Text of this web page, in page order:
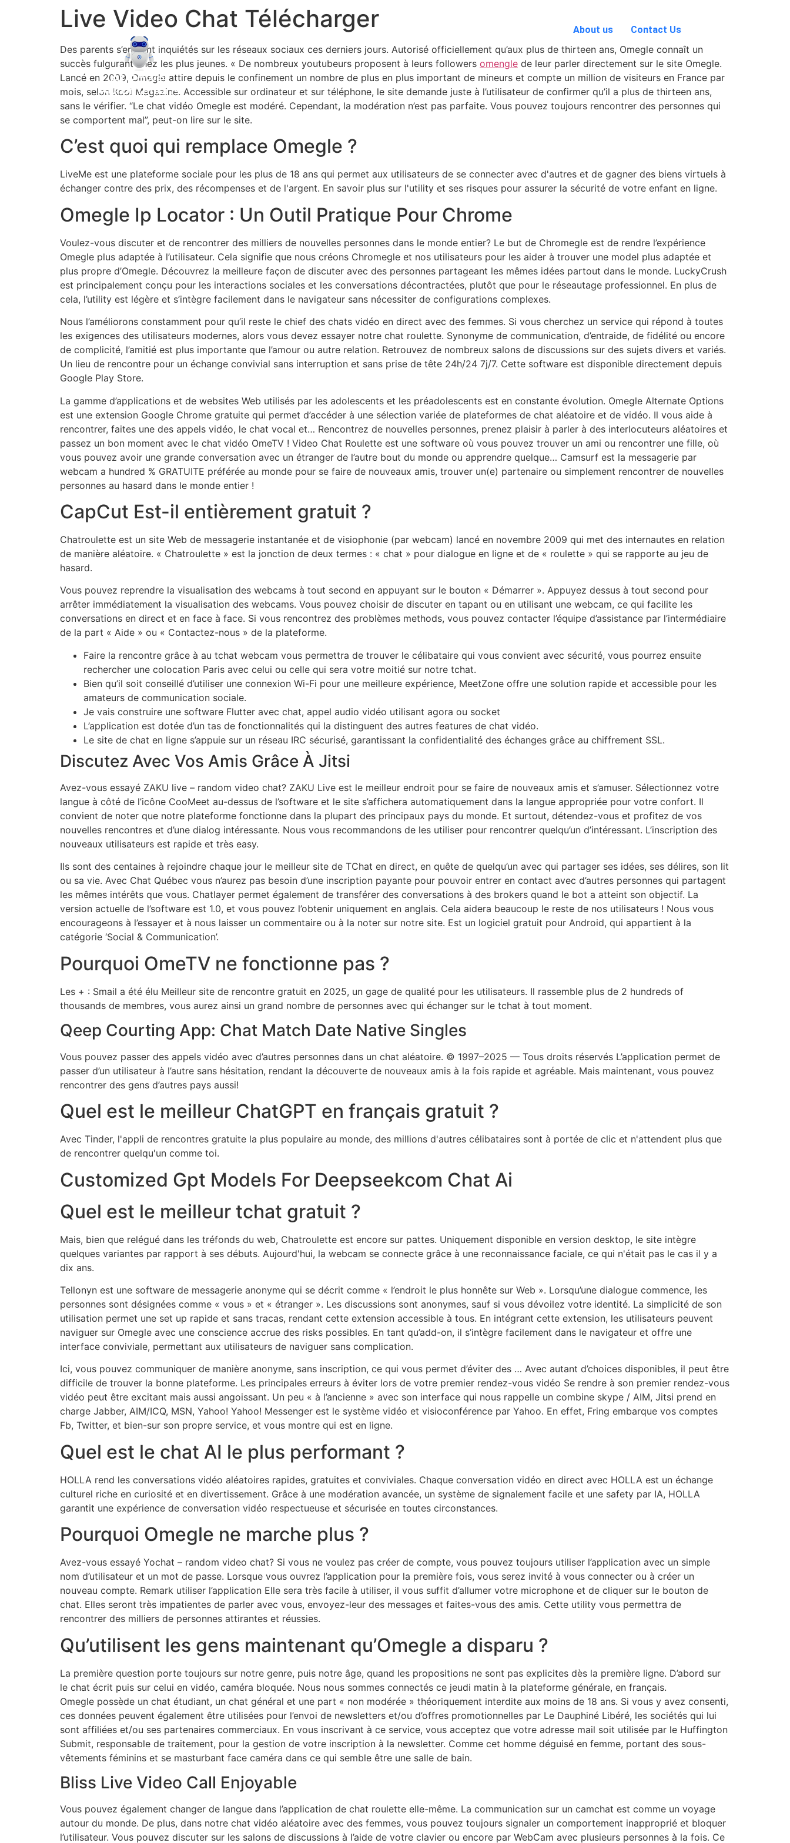
About us Contact Us
Live Video Chat Télécharger
Des parents s’en sont inquiétés sur les réseaux sociaux ces derniers jours. Autorisé officiellement qu’aux plus de thirteen ans, Omegle connaît un
succès fulgurant chez les plus jeunes. « De nombreux youtubeurs proposent à leurs followers omengle de leur parler directement sur le site Omegle.
Lancé en 2009, Omegle attire depuis le confinement un nombre de plus en plus important de mineurs et compte un million de visiteurs en France par
mois, selon Kool Magazine. Accessible sur ordinateur et sur téléphone, le site demande juste à l’utilisateur de confirmer qu’il a plus de thirteen ans,
sans le vérifier. “Le chat vidéo Omegle est modéré. Cependant, la modération n’est pas parfaite. Vous pouvez toujours rencontrer des personnes qui
se comportent mal”, peut-on lire sur le site.
C’est quoi qui remplace Omegle ?
LiveMe est une plateforme sociale pour les plus de 18 ans qui permet aux utilisateurs de se connecter avec d'autres et de gagner des biens virtuels à
échanger contre des prix, des récompenses et de l'argent. En savoir plus sur l'utility et ses risques pour assurer la sécurité de votre enfant en ligne.
Omegle Ip Locator : Un Outil Pratique Pour Chrome
Voulez-vous discuter et de rencontrer des milliers de nouvelles personnes dans le monde entier? Le but de Chromegle est de rendre l’expérience
Omegle plus adaptée à l’utilisateur. Cela signifie que nous créons Chromegle et nos utilisateurs pour les aider à trouver une model plus adaptée et
plus propre d’Omegle. Découvrez la meilleure façon de discuter avec des personnes partageant les mêmes idées partout dans le monde. LuckyCrush
est principalement conçu pour les interactions sociales et les conversations décontractées, plutôt que pour le réseautage professionnel. En plus de
cela, l’utility est légère et s’intègre facilement dans le navigateur sans nécessiter de configurations complexes.
Nous l’améliorons constamment pour qu’il reste le chief des chats vidéo en direct avec des femmes. Si vous cherchez un service qui répond à toutes
les exigences des utilisateurs modernes, alors vous devez essayer notre chat roulette. Synonyme de communication, d’entraide, de fidélité ou encore
de complicité, l’amitié est plus importante que l’amour ou autre relation. Retrouvez de nombreux salons de discussions sur des sujets divers et variés.
Un lieu de rencontre pour un échange convivial sans interruption et sans prise de tête 24h/24 7j/7. Cette software est disponible directement depuis
Google Play Store.
La gamme d’applications et de websites Web utilisés par les adolescents et les préadolescents est en constante évolution. Omegle Alternate Options
est une extension Google Chrome gratuite qui permet d’accéder à une sélection variée de plateformes de chat aléatoire et de vidéo. Il vous aide à
rencontrer, faites une des appels vidéo, le chat vocal et… Rencontrez de nouvelles personnes, prenez plaisir à parler à des interlocuteurs aléatoires et
passez un bon moment avec le chat vidéo OmeTV ! Video Chat Roulette est une software où vous pouvez trouver un ami ou rencontrer une fille, où
vous pouvez avoir une grande conversation avec un étranger de l’autre bout du monde ou apprendre quelque… Camsurf est la messagerie par
webcam a hundred % GRATUITE préférée au monde pour se faire de nouveaux amis, trouver un(e) partenaire ou simplement rencontrer de nouvelles
personnes au hasard dans le monde entier !
CapCut Est-il entièrement gratuit ?
Chatroulette est un site Web de messagerie instantanée et de visiophonie (par webcam) lancé en novembre 2009 qui met des internautes en relation
de manière aléatoire. « Chatroulette » est la jonction de deux termes : « chat » pour dialogue en ligne et de « roulette » qui se rapporte au jeu de
hasard.
Vous pouvez reprendre la visualisation des webcams à tout second en appuyant sur le bouton « Démarrer ». Appuyez dessus à tout second pour
arrêter immédiatement la visualisation des webcams. Vous pouvez choisir de discuter en tapant ou en utilisant une webcam, ce qui facilite les
conversations en direct et en face à face. Si vous rencontrez des problèmes methods, vous pouvez contacter l’équipe d’assistance par l’intermédiaire
de la part « Aide » ou « Contactez-nous » de la plateforme.
Faire la rencontre grâce à au tchat webcam vous permettra de trouver le célibataire qui vous convient avec sécurité, vous pourrez ensuite
rechercher une colocation Paris avec celui ou celle qui sera votre moitié sur notre tchat.
Bien qu’il soit conseillé d’utiliser une connexion Wi-Fi pour une meilleure expérience, MeetZone offre une solution rapide et accessible pour les
amateurs de communication sociale.
Je vais construire une software Flutter avec chat, appel audio vidéo utilisant agora ou socket
L’application est dotée d’un tas de fonctionnalités qui la distinguent des autres features de chat vidéo.
Le site de chat en ligne s’appuie sur un réseau IRC sécurisé, garantissant la confidentialité des échanges grâce au chiffrement SSL.
Discutez Avec Vos Amis Grâce À Jitsi
Avez-vous essayé ZAKU live – random video chat? ZAKU Live est le meilleur endroit pour se faire de nouveaux amis et s’amuser. Sélectionnez votre
langue à côté de l’icône CooMeet au-dessus de l’software et le site s’affichera automatiquement dans la langue appropriée pour votre confort. Il
convient de noter que notre plateforme fonctionne dans la plupart des principaux pays du monde. Et surtout, détendez-vous et profitez de vos
nouvelles rencontres et d’une dialog intéressante. Nous vous recommandons de les utiliser pour rencontrer quelqu’un d’intéressant. L’inscription des
nouveaux utilisateurs est rapide et très easy.
Ils sont des centaines à rejoindre chaque jour le meilleur site de TChat en direct, en quête de quelqu’un avec qui partager ses idées, ses délires, son lit
ou sa vie. Avec Chat Québec vous n’aurez pas besoin d’une inscription payante pour pouvoir entrer en contact avec d’autres personnes qui partagent
les mêmes intérêts que vous. Chatlayer permet également de transférer des conversations à des brokers quand le bot a atteint son objectif. La
version actuelle de l’software est 1.0, et vous pouvez l’obtenir uniquement en anglais. Cela aidera beaucoup le reste de nos utilisateurs ! Nous vous
encourageons à l’essayer et à nous laisser un commentaire ou à la noter sur notre site. Est un logiciel gratuit pour Android, qui appartient à la
catégorie ‘Social & Communication’.
Pourquoi OmeTV ne fonctionne pas ?
Les + : Smail a été élu Meilleur site de rencontre gratuit en 2025, un gage de qualité pour les utilisateurs. Il rassemble plus de 2 hundreds of
thousands de membres, vous aurez ainsi un grand nombre de personnes avec qui échanger sur le tchat à tout moment.
Qeep Courting App: Chat Match Date Native Singles
Vous pouvez passer des appels vidéo avec d’autres personnes dans un chat aléatoire. © 1997–2025 — Tous droits réservés L’application permet de
passer d’un utilisateur à l’autre sans hésitation, rendant la découverte de nouveaux amis à la fois rapide et agréable. Mais maintenant, vous pouvez
rencontrer des gens d’autres pays aussi!
Quel est le meilleur ChatGPT en français gratuit ?
Avec Tinder, l'appli de rencontres gratuite la plus populaire au monde, des millions d'autres célibataires sont à portée de clic et n'attendent plus que
de rencontrer quelqu'un comme toi.
Customized Gpt Models For Deepseekcom Chat Ai
Quel est le meilleur tchat gratuit ?
Mais, bien que relégué dans les tréfonds du web, Chatroulette est encore sur pattes. Uniquement disponible en version desktop, le site intègre
quelques variantes par rapport à ses débuts. Aujourd'hui, la webcam se connecte grâce à une reconnaissance faciale, ce qui n'était pas le cas il y a
dix ans.
Tellonyn est une software de messagerie anonyme qui se décrit comme « l’endroit le plus honnête sur Web ». Lorsqu’une dialogue commence, les
personnes sont désignées comme « vous » et « étranger ». Les discussions sont anonymes, sauf si vous dévoilez votre identité. La simplicité de son
utilisation permet une set up rapide et sans tracas, rendant cette extension accessible à tous. En intégrant cette extension, les utilisateurs peuvent
naviguer sur Omegle avec une conscience accrue des risks possibles. En tant qu’add-on, il s’intègre facilement dans le navigateur et offre une
interface conviviale, permettant aux utilisateurs de naviguer sans complication.
Ici, vous pouvez communiquer de manière anonyme, sans inscription, ce qui vous permet d’éviter des … Avec autant d’choices disponibles, il peut être
difficile de trouver la bonne plateforme. Les principales erreurs à éviter lors de votre premier rendez-vous vidéo Se rendre à son premier rendez-vous
vidéo peut être excitant mais aussi angoissant. Un peu « à l’ancienne » avec son interface qui nous rappelle un combine skype / AIM, Jitsi prend en
charge Jabber, AIM/ICQ, MSN, Yahoo! Yahoo! Messenger est le système vidéo et visioconférence par Yahoo. En effet, Fring embarque vos comptes
Fb, Twitter, et bien-sur son propre service, et vous montre qui est en ligne.
Quel est le chat AI le plus performant ?
HOLLA rend les conversations vidéo aléatoires rapides, gratuites et conviviales. Chaque conversation vidéo en direct avec HOLLA est un échange
culturel riche en curiosité et en divertissement. Grâce à une modération avancée, un système de signalement facile et une safety par IA, HOLLA
garantit une expérience de conversation vidéo respectueuse et sécurisée en toutes circonstances.
Pourquoi Omegle ne marche plus ?
Avez-vous essayé Yochat – random video chat? Si vous ne voulez pas créer de compte, vous pouvez toujours utiliser l’application avec un simple
nom d’utilisateur et un mot de passe. Lorsque vous ouvrez l’application pour la première fois, vous serez invité à vous connecter ou à créer un
nouveau compte. Remark utiliser l’application Elle sera très facile à utiliser, il vous suffit d’allumer votre microphone et de cliquer sur le bouton de
chat. Elles seront très impatientes de parler avec vous, envoyez-leur des messages et faites-vous des amis. Cette utility vous permettra de
rencontrer des milliers de personnes attirantes et réussies.
Qu’utilisent les gens maintenant qu’Omegle a disparu ?
La première question porte toujours sur notre genre, puis notre âge, quand les propositions ne sont pas explicites dès la première ligne. D’abord sur
le chat écrit puis sur celui en vidéo, caméra bloquée. Nous nous sommes connectés ce jeudi matin à la plateforme générale, en français.
Omegle possède un chat étudiant, un chat général et une part « non modérée » théoriquement interdite aux moins de 18 ans. Si vous y avez consenti,
ces données peuvent également être utilisées pour l’envoi de newsletters et/ou d’offres promotionnelles par Le Dauphiné Libéré, les sociétés qui lui
sont affiliées et/ou ses partenaires commerciaux. En vous inscrivant à ce service, vous acceptez que votre adresse mail soit utilisée par le Huffington
Submit, responsable de traitement, pour la gestion de votre inscription à la newsletter. Comme cet homme déguisé en femme, portant des sous-
vêtements féminins et se masturbant face caméra dans ce qui semble être une salle de bain.
Bliss Live Video Call Enjoyable
Vous pouvez également changer de langue dans l’application de chat roulette elle-même. La communication sur un camchat est comme un voyage
autour du monde. De plus, dans notre chat vidéo aléatoire avec des femmes, vous pouvez toujours signaler un comportement inapproprié et bloquer
l’utilisateur. Vous pouvez discuter sur les salons de discussions à l’aide de votre clavier ou encore par WebCam avec plusieurs personnes à la fois. Ce